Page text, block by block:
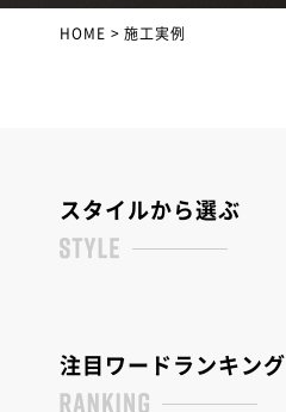
HOME 施工実例
スタイルから選ぶ
注目ワードランキング